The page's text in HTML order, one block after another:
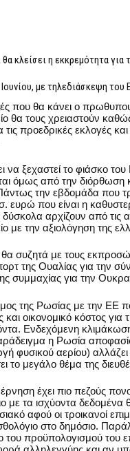
κλείσει η εκκρεμότητα
με τηλεδιάσκεψη του
που θα κάνει ο
θα τους χρειαστούν
προεδρικές εκλογές
ξεχαστεί το φιάσκο
όμως από την διόρθωση
την εβδομάδα που
ευρώ που είναι η
αρχίζουν από
με την αξιολόγηση της
συζητά με τους
της Ουαλίας για την
συμμαχίας για την
της Ρωσίας με την ΕΕ
και οικονομικό κόστος
Ενδεχόμενη
η Ρωσία
φυσικού αερίου)
το μεγάλο θέμα της
έχει πιο πεζούς
με τα ισχύοντα δεδομένα
αφού οι τροικανοί
στο δημόσιο.
του προϋπολογισμού του